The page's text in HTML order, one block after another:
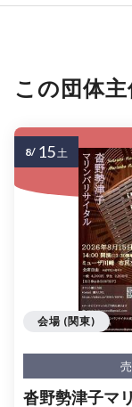
この団体
沓野勢津子マ
会場 (関東)
8/ 15土